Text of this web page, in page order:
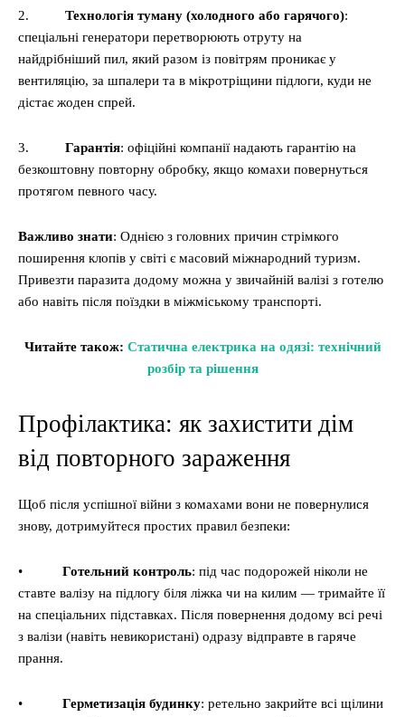
2. Технологія туману (холодного або гарячого):
спеціальні генератори перетворюють отруту на
найдрібніший пил, який разом із повітрям проникає у
вентиляцію, за шпалери та в мікротріщини підлоги, куди не
дістає жоден спрей.
3. Гарантія: офіційні компанії надають гарантію на
безкоштовну повторну обробку, якщо комахи повернуться
протягом певного часу.
Важливо знати: Однією з головних причин стрімкого
поширення клопів у світі є масовий міжнародний туризм.
Привезти паразита додому можна у звичайній валізі з готелю
або навіть після поїздки в міжміському транспорті.
Читайте також: Статична електрика на одязі: технічний
розбір та рішення
Профілактика: як захистити дім
від повторного зараження
Щоб після успішної війни з комахами вони не повернулися
знову, дотримуйтеся простих правил безпеки:
• Готельний контроль: під час подорожей ніколи не
ставте валізу на підлогу біля ліжка чи на килим — тримайте її
на спеціальних підставках. Після повернення додому всі речі
з валізи (навіть невикористані) одразу відправте в гаряче
прання.
• Герметизація будинку: ретельно закрийте всі щілини